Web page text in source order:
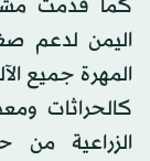
كما قدمت
اليمن لدعم
المهرة جميع
كالحراثات
الزراعية من